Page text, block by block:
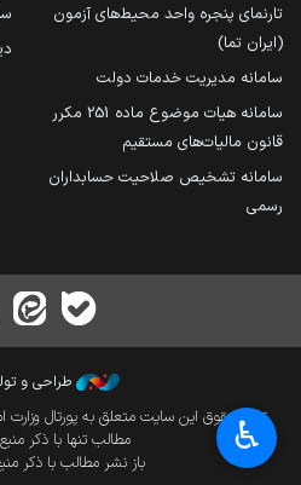
تارنمای پنجره واحد محیط‌های آزمون
(ایران تما)
سامانه مدیریت خدمات دولت
سامانه هیات موضوع ماده 251 مکرر
قانون مالیات‌های مستقیم
سامانه تشخیص صلاحیت حسابداران
رسمی
طراحی و
تمام حقوق این سایت متعلق به پورتال وزارت
مطالب تنها با ذکر
باز نشر مطالب با ذکر
♿︎